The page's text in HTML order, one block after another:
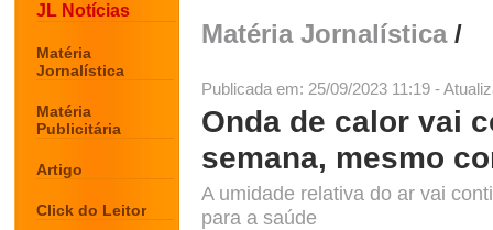
JL Notícias
Matéria
Jornalística
Matéria
Publicitária
Artigo
Click do Leitor
Matéria Jornalística/
Publicada em: 25/09/2023 11:19 -
Onda de calor vai
semana, mesmo
A umidade relativa do ar vai
para a saúde